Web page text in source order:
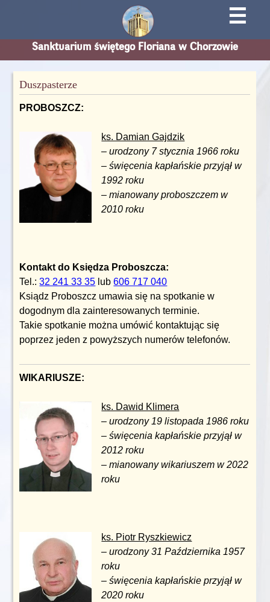
☰
Sanktuarium świętego Floriana w Chorzowie
Duszpasterze
PROBOSZCZ:
ks. Damian Gajdzik
–urodzony 7 stycznia 1966 roku
– święcenia kapłańskie przyjął w
1992 roku
– mianowany proboszczem w
2010 roku
Kontakt do Księdza Proboszcza:
Tel.:32 241 33 35 lub606 717 040
Ksiądz Proboszcz umawia się na spotkanie w
dogodnym dla zainteresowanych terminie.
Takie spotkanie można umówić kontaktując się
poprzez jeden z powyższych numerów telefonów.
WIKARIUSZE:
ks. Dawid Klimera
–urodzony 19 listopada 1986 roku
– święcenia kapłańskie przyjął w
2012 roku
– mianowany wikariuszem w 2022
roku
ks. Piotr Ryszkiewicz
–urodzony 31 Października 1957
roku
– święcenia kapłańskie przyjął w
2020 roku